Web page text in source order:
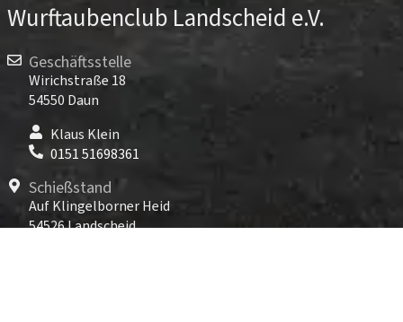
Wurftaubenclub Landscheid e.V.
Geschäftsstelle
Wirichstraße 18
54550 Daun
Klaus Klein
0151 51698361
Schießstand
Auf Klingelborner Heid
54526 Landscheid